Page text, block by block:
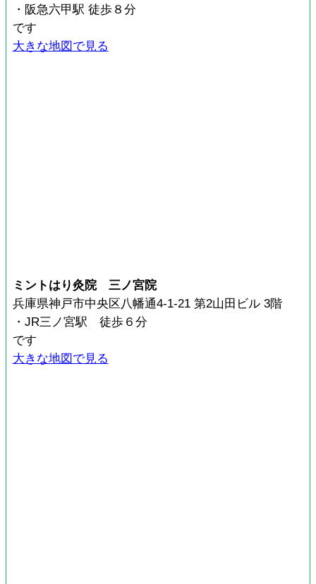
・阪急六甲駅 徒歩８分
です
大きな地図で見る
ミントはり灸院 三ノ宮院
兵庫県神戸市中央区八幡通4-1-21 第2山田ビル 3階
・JR三ノ宮駅 徒歩６分
です
大きな地図で見る